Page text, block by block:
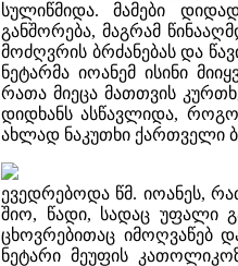
სულიწმიდა. მამები
განშორება, მაგრამ
მოძღვრის ბრძანებას და
ნეტარმა იოანემ ისინი
რათა მიეცა მათთვის
დიდხანს ასწავლიდა,
ახლად ნაკუთხი ქართველი
ევედრებოდა წმ. იოანეს,
შიო, წადი, სადაც უფალი
ცხოვრებითაც იმოღვაწებ
ნეტარი მეუფის